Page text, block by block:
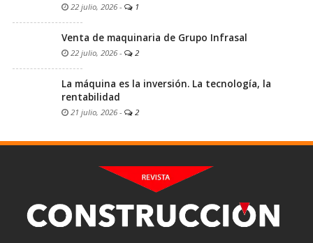
22 julio, 2026 - 1
Venta de maquinaria de Grupo Infrasal
22 julio, 2026 - 2
La máquina es la inversión. La tecnología, la
rentabilidad
21 julio, 2026 - 2